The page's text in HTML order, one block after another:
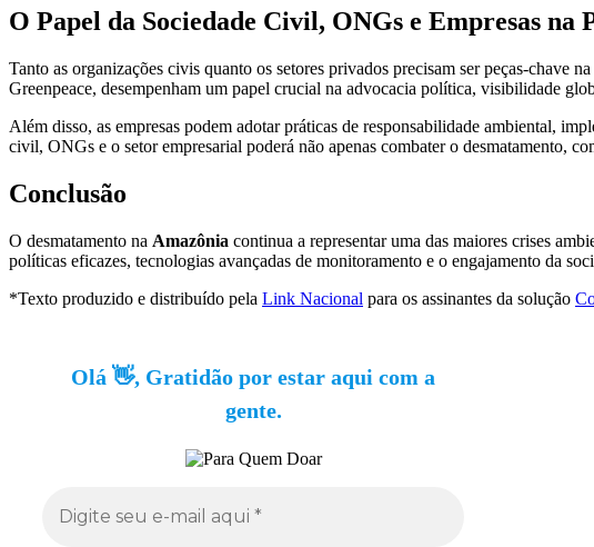
O Papel da Sociedade Civil, ONGs e Empresas na
Tanto as organizações civis quanto os setores privados precisam ser peças-chave
Greenpeace, desempenham um papel crucial na advocacia política, visibilidade
Além disso, as empresas podem adotar práticas de responsabilidade ambiental,
civil, ONGs e o setor empresarial poderá não apenas combater o desmatamento,
Conclusão
O desmatamento na Amazônia continua a representar uma das maiores crises
políticas eficazes, tecnologias avançadas de monitoramento e o engajamento da
*Texto produzido e distribuído pela Link Nacional para os assinantes da solução
Olá 👋, Gratidão por estar aqui com a
gente.